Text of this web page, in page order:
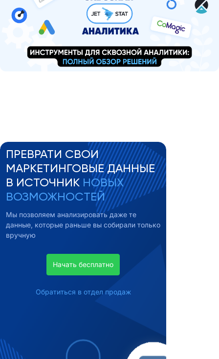
ПРЕВРАТИ СВОИ
МАРКЕТИНГОВЫЕ ДАННЫЕ
В ИСТОЧНИК НОВЫХ
ВОЗМОЖНОСТЕЙ
Мы позволяем анализировать даже те
данные, которые раньше вы собирали только
вручную
Начать бесплатно
Обратиться в отдел продаж